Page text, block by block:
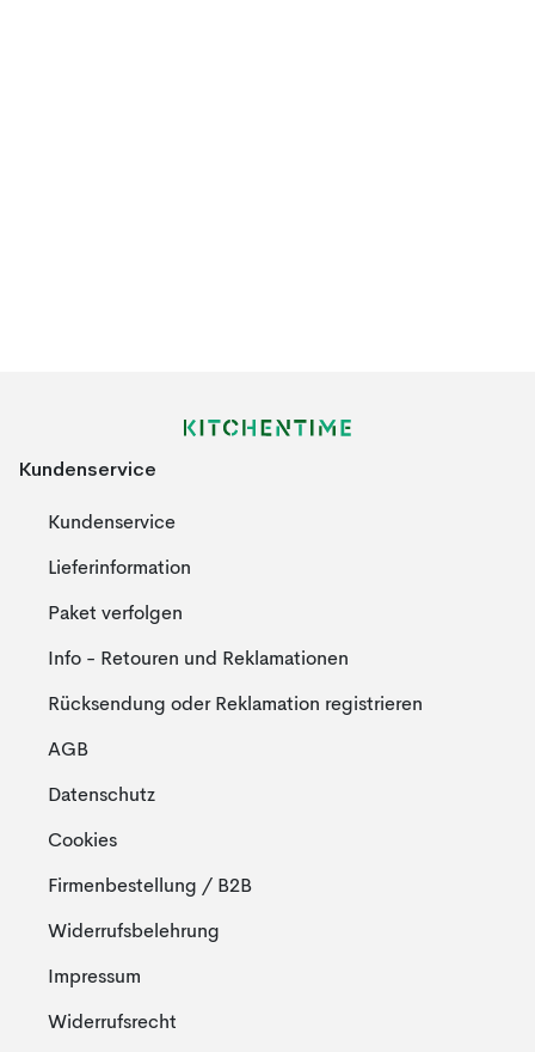
Kundenservice
Kundenservice
Lieferinformation
Paket verfolgen
Info - Retouren und Reklamationen
Rücksendung oder Reklamation registrieren
AGB
Datenschutz
Cookies
Firmenbestellung / B2B
Widerrufsbelehrung
Impressum
Widerrufsrecht